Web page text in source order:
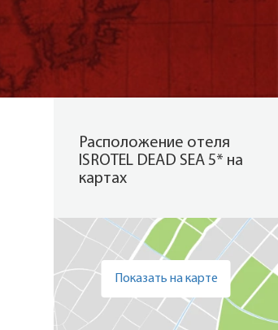
Расположение отеля
ISROTEL DEAD SEA 5* на
картах
Показать на карте